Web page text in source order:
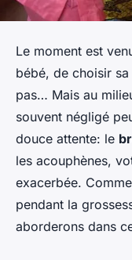
Le moment est
bébé, de choisir
pas… Mais au
souvent négligé
douce attente: le
les acouphènes,
exacerbée.
pendant la
aborderons dans